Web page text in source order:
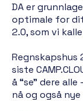
DA er
optimale for
2.0, som vi
siste
å “se” dere
nå og også nye